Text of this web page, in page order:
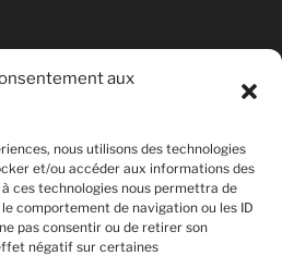
aux
nous utilisons des technologies
et/ou accéder aux informations des
ces technologies nous permettra de
comportement de navigation ou les ID
pas consentir ou de retirer son
négatif sur certaines